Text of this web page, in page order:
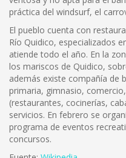
práctica del windsurf, el
El pueblo cuenta con
Río Quidico, especializados
atiende todo el año. En la
los mariscos de Quidico,
además existe compañía de
primaria, gimnasio,
(restaurantes, cocinerías,
servicios. En febrero se
programa de eventos
concursos.